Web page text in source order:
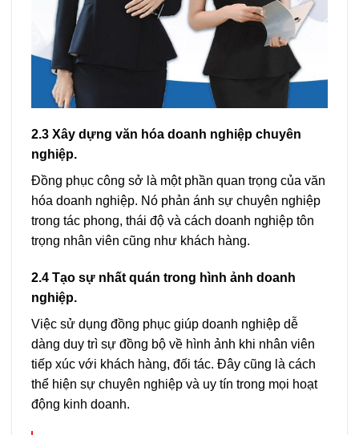
2.3 Xây dựng văn hóa doanh nghiệp chuyên
nghiệp.
Đồng phục công sở là một phần quan trọng của văn
hóa doanh nghiệp. Nó phản ánh sự chuyên nghiệp
trong tác phong, thái độ và cách doanh nghiệp tôn
trọng nhân viên cũng như khách hàng.
2.4 Tạo sự nhất quán trong hình ảnh doanh
nghiệp.
Việc sử dụng đồng phục giúp doanh nghiệp dễ
dàng duy trì sự đồng bộ về hình ảnh khi nhân viên
tiếp xúc với khách hàng, đối tác. Đây cũng là cách
thể hiện sự chuyên nghiệp và uy tín trong mọi hoạt
động kinh doanh.